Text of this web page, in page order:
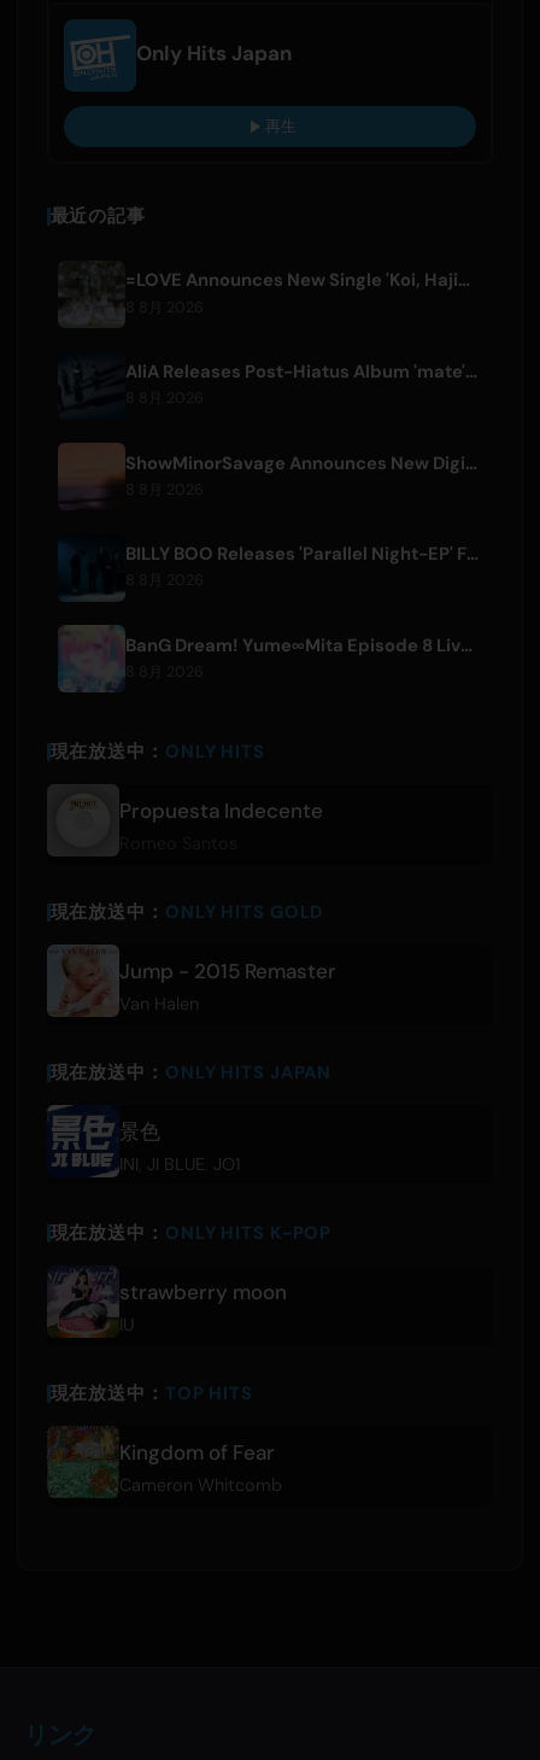
Only Hits Japan
再生
最近の記事
=LOVE Announces New Single 'Koi, Hajimemashita.' and Tokyo Dome Concerts
AliA Releases Post-Hiatus Album 'mate', Announces Tokyo Live
ShowMinorSavage Announces New Digital Single 'Gradation'
BILLY BOO Releases 'Parallel Night-EP' Featuring TV Drama Theme Song
BanG Dream! Yume∞Mita Episode 8 Live Clip Released
現在放送中： ONLY HITS
Propuesta Indecente
現在放送中： ONLY HITS GOLD
Jump - 2015 Remaster
Van Halen
現在放送中： ONLY HITS JAPAN
景色
INI JI BLUE JO1
現在放送中： ONLY HITS K-POP
strawberry moon
IU
現在放送中： TOP HITS
Kingdom of Fear
Cameron Whitcomb
リンク